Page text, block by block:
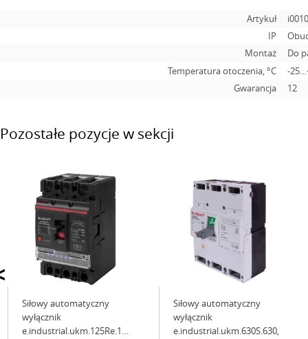
Artykuł
IP
Montaż
Do
Temperatura otoczenia, °С
-
Gwarancja
12
Pozostałe pozycje w sekcji
Siłowy automatyczny
wyłącznik
e.industrial.ukm.125Re.100
Siłowy automatyczny
wyłącznik
e.industrial.ukm.630S.630,